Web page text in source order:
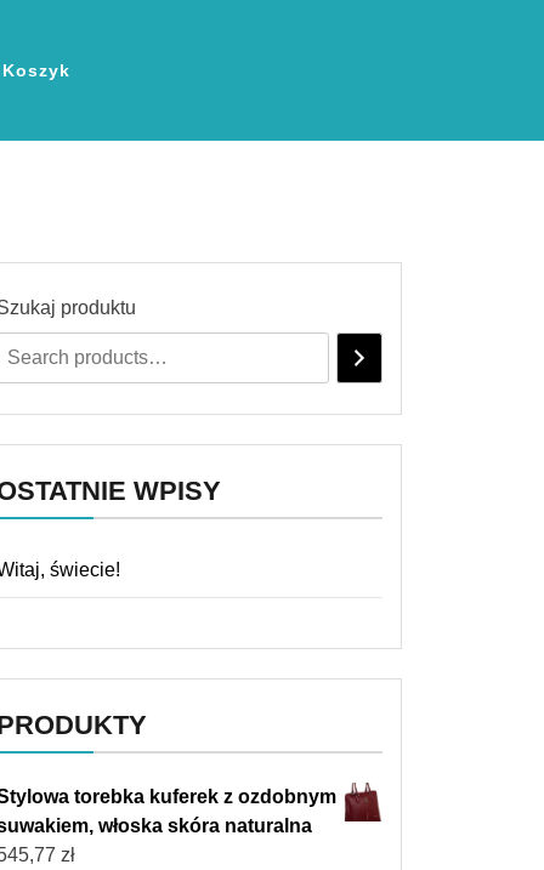
Koszyk
produktu
WPISY
świecie!
torebka kuferek z ozdobnym
włoska skóra naturalna
zł